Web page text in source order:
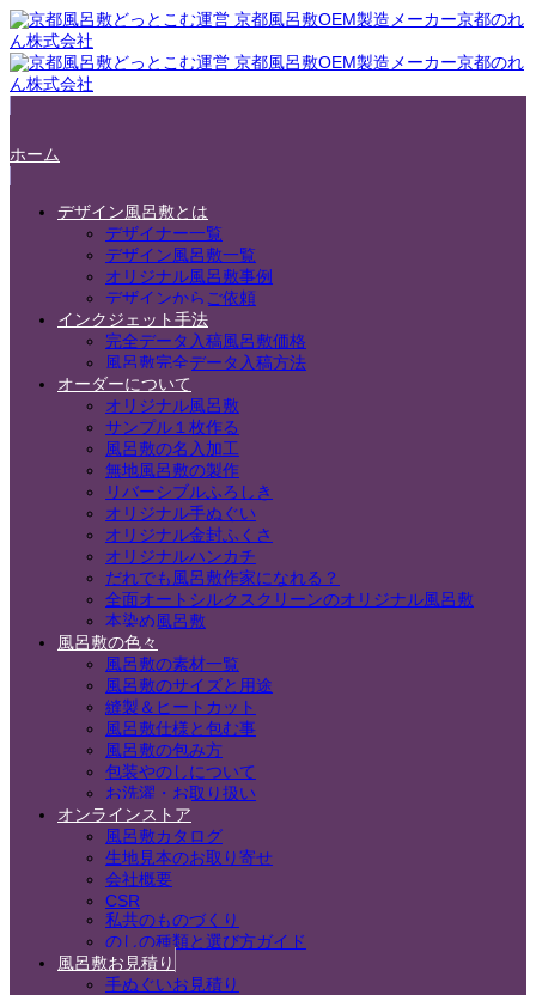
ホーム
デザイン風呂敷とは
デザイナー一覧
デザイン風呂敷一覧
オリジナル風呂敷事例
デザインからご依頼
インクジェット手法
完全データ入稿風呂敷価格
風呂敷完全データ入稿方法
オーダーについて
オリジナル風呂敷
サンプル１枚作る
風呂敷の名入加工
無地風呂敷の製作
リバーシブルふろしき
オリジナル手ぬぐい
オリジナル金封ふくさ
オリジナルハンカチ
だれでも風呂敷作家になれる？
全面オートシルクスクリーンのオリジナル風呂敷
本染め風呂敷
風呂敷の色々
風呂敷の素材一覧
風呂敷のサイズと用途
縫製＆ヒートカット
風呂敷仕様と包む事
風呂敷の包み方
包装やのしについて
お洗濯・お取り扱い
オンラインストア
風呂敷カタログ
生地見本のお取り寄せ
会社概要
CSR
私共のものづくり
のしの種類と選び方ガイド
風呂敷お見積り
手ぬぐいお見積り